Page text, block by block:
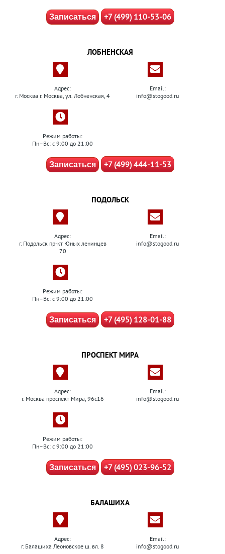
Записаться +7 (499) 110-53-06
ЛОБНЕНСКАЯ
Адрес:
г. Москва г. Москва, ул. Лобненская, 4
Email:
info@stogood.ru
Режим работы:
Пн–Вс: с 9:00 до 21:00
Записаться +7 (499) 444-11-53
ПОДОЛЬСК
Адрес:
г. Подольск пр-кт Юных ленинцев
70
Email:
info@stogood.ru
Режим работы:
Пн–Вс: с 9:00 до 21:00
Записаться +7 (495) 128-01-88
ПРОСПЕКТ МИРА
Адрес:
г. Москва проспект Мира, 96с16
Email:
info@stogood.ru
Режим работы:
Пн–Вс: с 9:00 до 21:00
Записаться +7 (495) 023-96-52
БАЛАШИХА
Адрес:
г. Балашиха Леоновское ш. вл. 8
Email:
info@stogood.ru